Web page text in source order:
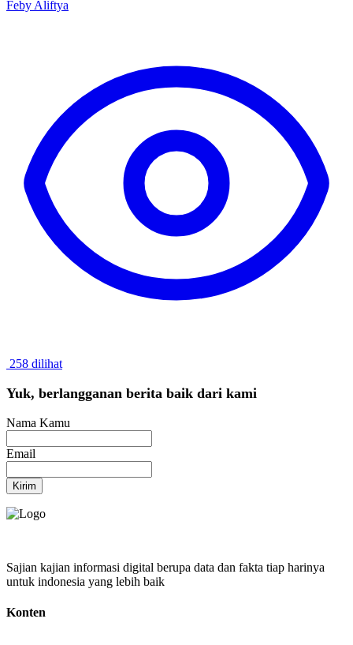
Feby Aliftya
258 dilihat
Yuk, berlangganan berita baik dari kami
Nama Kamu
Email
Kirim
Sajian kajian informasi digital berupa data dan fakta tiap harinya
untuk indonesia yang lebih baik
Konten